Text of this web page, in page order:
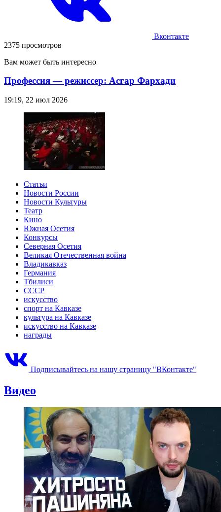
Вконтакте
2375 просмотров
Вам может быть интересно
Профессия — режиссер: Асгар Фархади
19:19, 22 июл 2026
Статьи
Новости России
Новости Культуры
Театр
Кино
Южная Осетия
Конкурсы
Северная Осетия
Великая Отечественная война
Владикавказ
Германия
Тбилиси
СССР
искусство
спорт на Кавказе
культура на Кавказе
искусство на Кавказе
награды
Подписывайтесь на нашу страницу "ВКонтакте"
Видео